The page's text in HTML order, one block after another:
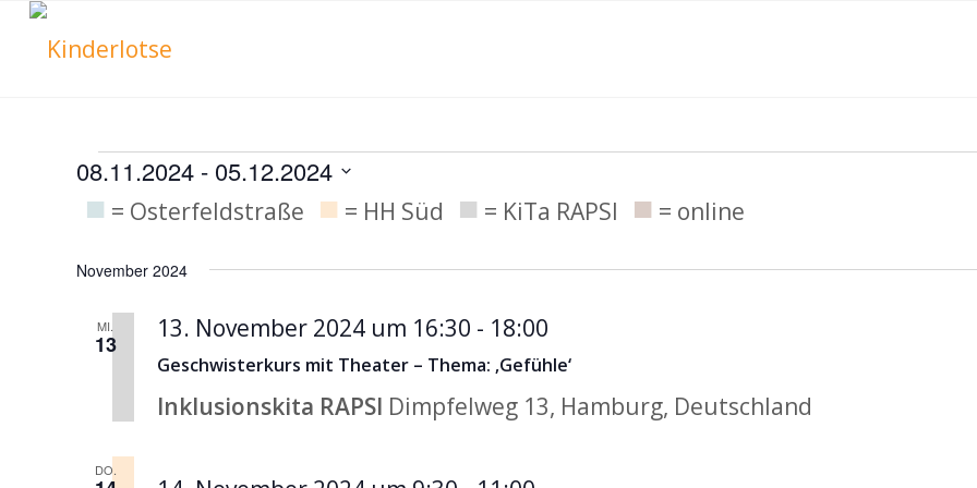
Veranstaltungen
08.11.2024 - 05.12.2024
Datum
■ = Osterfeldstraße ■ = HH Süd ■ = KiTa RAPSI ■ = online
November 2024
MI.
13
Geschwisterkurs mit Theater – Thema: ‚Gefühle‘
13. November 2024 um 16:30 - 18:00
mit
Inklusionskita RAPSI Dimpfelweg 13, Hamburg, Deutschland
DO.